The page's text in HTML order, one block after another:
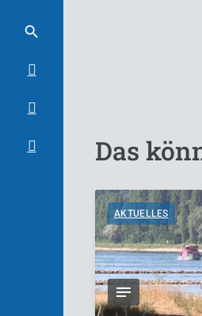
Das
AKTUELLES